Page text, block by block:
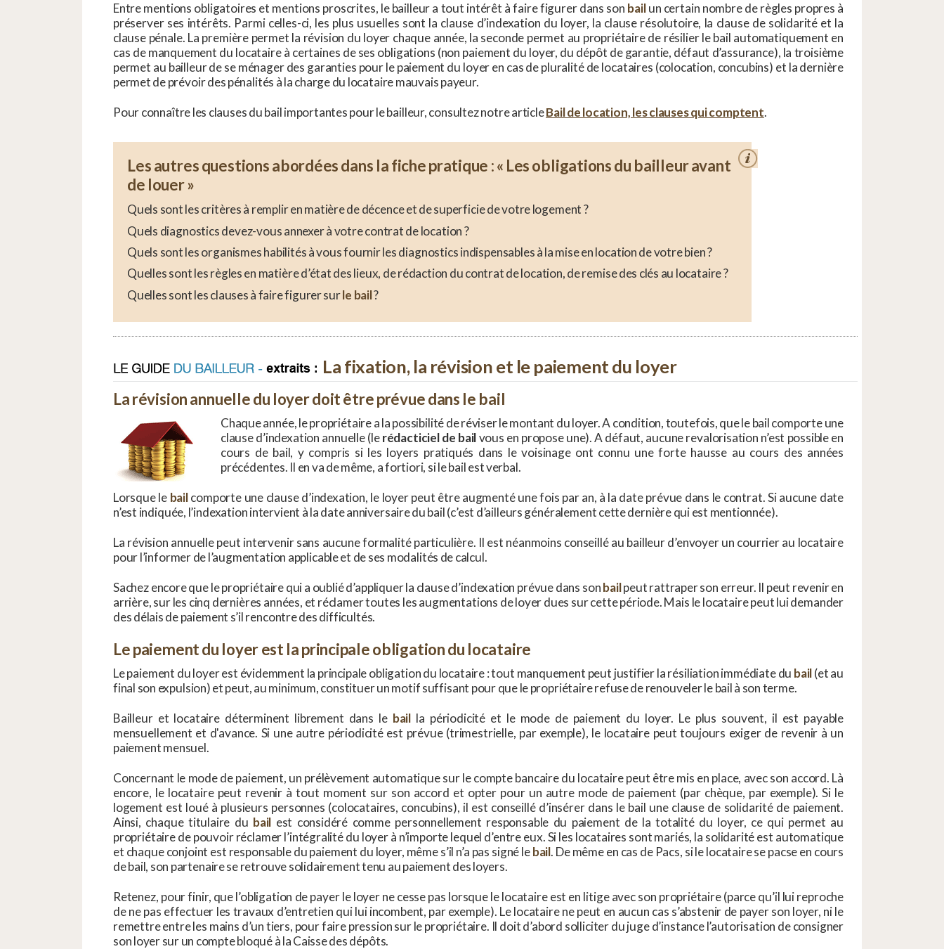
Entre mentions obligatoires et mentions proscrites, le bailleur a tout intérêt à faire figurer dans son bailun certain nombre de règles propres à
préserver ses intérêts. Parmi celles-ci, les plus usuelles sont la clause d’indexation du loyer, la clause résolutoire, la clause de solidarité et la
clause pénale. La première permet la révision du loyer chaque année, la seconde permet au propriétaire de résilier le bail automatiquement en
cas de manquement du locataire à certaines de ses obligations (non paiement du loyer, du dépôt de garantie, défaut d’assurance), la troisième
permet au bailleur de se ménager des garanties pour le paiement du loyer en cas de pluralité de locataires (colocation, concubins) et la dernière
permet de prévoir des pénalités à la charge du locataire mauvais payeur.
Pour connaître les clauses du bail importantes pour le bailleur, consultez notre articleBail de location, les clauses qui comptent.
Les autres questions abordées dans la fiche pratique : « Les obligations du bailleur avant
de louer »
Quels sont les critères à remplir en matière de décence et de superficie de votre logement ?
Quels diagnostics devez-vous annexer à votre contrat de location ?
Quels sont les organismes habilités à vous fournir les diagnostics indispensables à la mise en location de votre bien ?
Quelles sont les règles en matière d’état des lieux, de rédaction du contrat de location, de remise des clés au locataire ?
Quelles sont les clauses à faire figurer surle bail?
La fixation, la révision et le paiement du loyer
La révision annuelle du loyer doit être prévue dans le bail
Chaque année, le propriétaire a la possibilité de réviser le montant du loyer. A condition, toutefois, que le bail comporte une
clause d’indexation annuelle (lerédacticiel de bailvous en propose une). A défaut, aucune revalorisation n’est possible en
cours de bail, y compris si les loyers pratiqués dans le voisinage ont connu une forte hausse au cours des années
précédentes. Il en va de même, a fortiori, si le bail est verbal.
Lorsque le bailcomporte une clause d’indexation, le loyer peut être augmenté une fois par an, à la date prévue dans le contrat. Si aucune date
n’est indiquée, l’indexation intervient à la date anniversaire du bail (c’est d’ailleurs généralement cette dernière qui est mentionnée).
La révision annuelle peut intervenir sans aucune formalité particulière. Il est néanmoins conseillé au bailleur d’envoyer un courrier au locataire
pour l’informer de l’augmentation applicable et de ses modalités de calcul.
Sachez encore que le propriétaire qui a oublié d’appliquer la clause d’indexation prévue dans sonbailpeut rattraper son erreur. Il peut revenir en
arrière, sur les cinq dernières années, et réclamer toutes les augmentations de loyer dues sur cette période. Mais le locataire peut lui demander
des délais de paiement s’il rencontre des difficultés.
Le paiement du loyer est la principale obligation du locataire
Le paiement du loyer est évidemment la principale obligation du locataire : tout manquement peut justifier la résiliation immédiate du bail(et au
final son expulsion) et peut, au minimum, constituer un motif suffisant pour que le propriétaire refuse de renouveler le bail à son terme.
Bailleur et locataire déterminent librement dans le bail la périodicité et le mode de paiement du loyer. Le plus souvent, il est payable
mensuellement et d'avance. Si une autre périodicité est prévue (trimestrielle, par exemple), le locataire peut toujours exiger de revenir à un
paiement mensuel.
Concernant le mode de paiement, un prélèvement automatique sur le compte bancaire du locataire peut être mis en place, avec son accord. Là
encore, le locataire peut revenir à tout moment sur son accord et opter pour un autre mode de paiement (par chèque, par exemple). Si le
logement est loué à plusieurs personnes (colocataires, concubins), il est conseillé d’insérer dans le bail une clause de solidarité de paiement.
Ainsi, chaque titulaire du bail est considéré comme personnellement responsable du paiement de la totalité du loyer, ce qui permet au
propriétaire de pouvoir réclamer l’intégralité du loyer à n’importe lequel d’entre eux. Si les locataires sont mariés, la solidarité est automatique
et chaque conjoint est responsable du paiement du loyer, même s’il n’a pas signé lebail. De même en cas de Pacs, si le locataire se pacse en cours
de bail, son partenaire se retrouve solidairement tenu au paiement des loyers.
Retenez, pour finir, que l’obligation de payer le loyer ne cesse pas lorsque le locataire est en litige avec son propriétaire (parce qu’il lui reproche
de ne pas effectuer les travaux d’entretien qui lui incombent, par exemple). Le locataire ne peut en aucun cas s’abstenir de payer son loyer, ni le
remettre entre les mains d’un tiers, pour faire pression sur le propriétaire. Il doit d’abord solliciter du juge d’instance l’autorisation de consigner
son loyer sur un compte bloqué à la Caisse des dépôts.